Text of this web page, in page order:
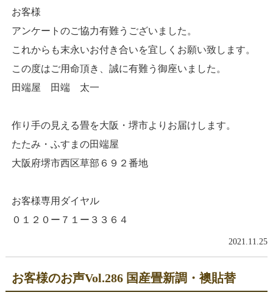
お客様
アンケートのご協力有難うございました。
これからも末永いお付き合いを宜しくお願い致します。
この度はご用命頂き、誠に有難う御座いました。
田端屋 田端 太一
作り手の見える畳を大阪・堺市よりお届けします。
たたみ・ふすまの田端屋
大阪府堺市西区草部６９２番地
お客様専用ダイヤル
０１２０ー７１ー３３６４
2021.11.25
お客様のお声Vol.286 国産畳新調・襖貼替